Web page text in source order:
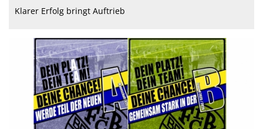
Klarer Erfolg bringt Auftrieb